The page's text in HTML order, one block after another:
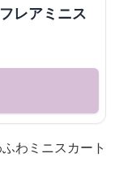
レアミニス
わミニスカート